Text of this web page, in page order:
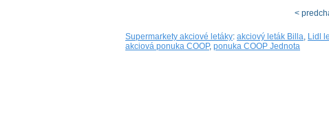
<
Supermarkety akciové letáky: akciový leták Billa, Lidl
akciová ponuka COOP, ponuka COOP Jednota